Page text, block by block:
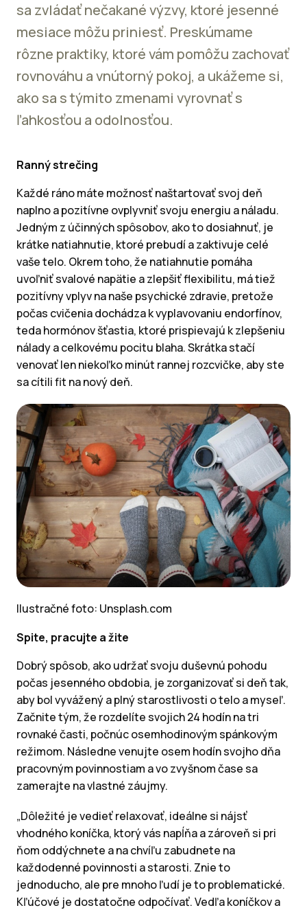
sa zvládať nečakané výzvy, ktoré jesenné
mesiace môžu priniesť. Preskúmame
rôzne praktiky, ktoré vám pomôžu zachovať
rovnováhu a vnútorný pokoj, a ukážeme si,
ako sa s týmito zmenami vyrovnať s
ľahkosťou a odolnosťou.
Ranný strečing
Každé ráno máte možnosť naštartovať svoj deň
naplno a pozitívne ovplyvniť svoju energiu a náladu.
Jedným z účinných spôsobov, ako to dosiahnuť, je
krátke natiahnutie, ktoré prebudí a zaktivuje celé
vaše telo. Okrem toho, že natiahnutie pomáha
uvoľniť svalové napätie a zlepšiť flexibilitu, má tiež
pozitívny vplyv na naše psychické zdravie, pretože
počas cvičenia dochádza k vyplavovaniu endorfínov,
teda hormónov šťastia, ktoré prispievajú k zlepšeniu
nálady a celkovému pocitu blaha. Skrátka stačí
venovať len niekoľko minút rannej rozcvičke, aby ste
sa cítili fit na nový deň.
Ilustračné foto: Unsplash.com
Spite, pracujte a žite
Dobrý spôsob, ako udržať svoju duševnú pohodu
počas jesenného obdobia, je zorganizovať si deň tak,
aby bol vyvážený a plný starostlivosti o telo a myseľ.
Začnite tým, že rozdelíte svojich 24 hodín na tri
rovnaké časti, počnúc osemhodinovým spánkovým
režimom. Následne venujte osem hodín svojho dňa
pracovným povinnostiam a vo zvyšnom čase sa
zamerajte na vlastné záujmy.
„Dôležité je vedieť relaxovať, ideálne si nájsť
vhodného koníčka, ktorý vás napĺňa a zároveň si pri
ňom oddýchnete a na chvíľu zabudnete na
každodenné povinnosti a starosti. Znie to
jednoducho, ale pre mnoho ľudí je to problematické.
Kľúčové je dostatočne odpočívať. Vedľa koníčkov a